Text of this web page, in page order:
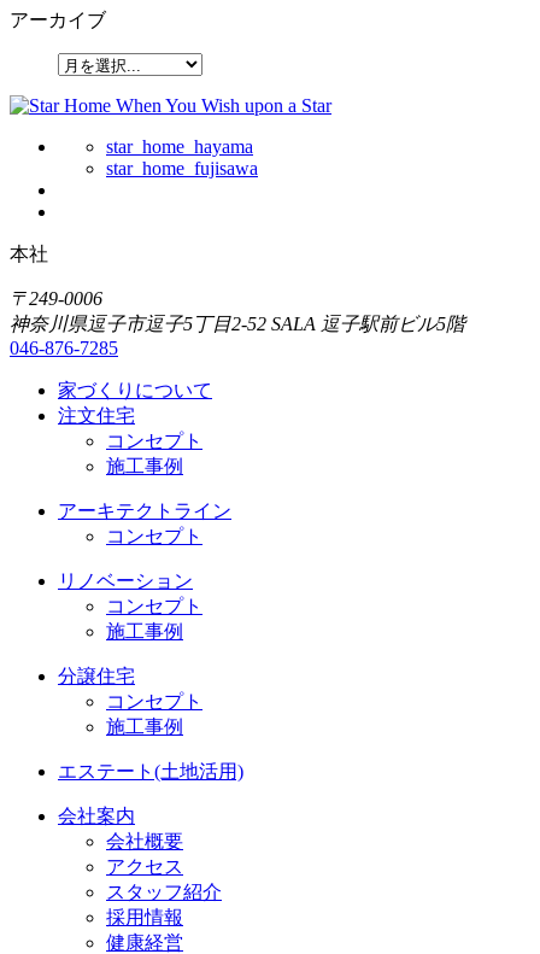
アーカイブ
star_home_hayama
star_home_fujisawa
本社
〒249-0006
神奈川県逗子市逗子5丁目2-52 SALA 逗子駅前ビル5階
046-876-7285
家づくりについて
注文住宅
コンセプト
施工事例
アーキテクトライン
コンセプト
リノベーション
コンセプト
施工事例
分譲住宅
コンセプト
施工事例
エステート(土地活用)
会社案内
会社概要
アクセス
スタッフ紹介
採用情報
健康経営